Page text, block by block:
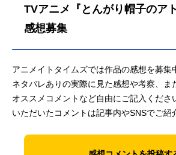
TVアニメ『とんがり帽子のア
感想募集
アニメイトタイムズでは作品の感想を募集
ネタバレありの実際に見た感想や考察、ま
オススメコメントなど自由にご記入くださ
いただいたコメントは記事内やSNSでご紹